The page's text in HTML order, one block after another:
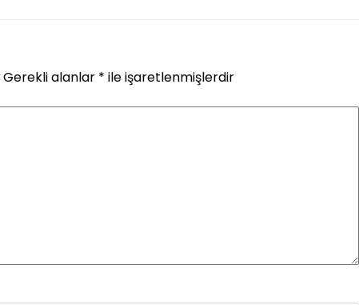
Gerekli alanlar * ile işaretlenmişlerdir